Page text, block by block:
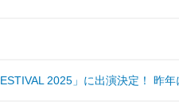
2025」に出演決定！ 昨